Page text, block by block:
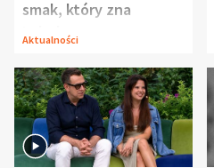
smak, który zna
Lubelszczyzna
Aktualności